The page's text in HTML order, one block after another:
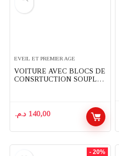
EVEIL ET PREMIER AGE
VOITURE AVEC BLOCS DE
CONSRTUCTION SOUPLES
140,00 د.م.
- 20%